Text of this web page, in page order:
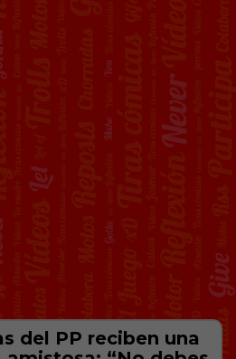
del PP reciben una